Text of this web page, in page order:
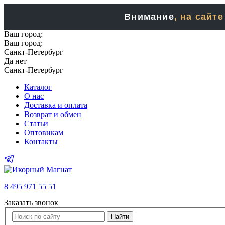
Внимание, на
Ваш город:
Ваш город:
Санкт-Петербург
Да нет
Санкт-Петербург
Каталог
О нас
Доставка и оплата
Возврат и обмен
Статьи
Оптовикам
Контакты
8 495 971 55 51
Заказать звонок
Найти